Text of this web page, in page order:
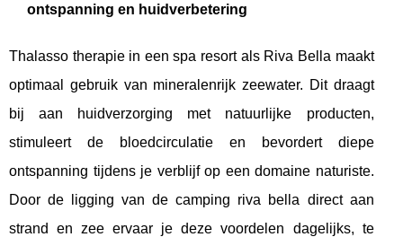
ontspanning en huidverbetering
Thalasso therapie in een spa resort als Riva Bella maakt
optimaal gebruik van mineralenrijk zeewater. Dit draagt
bij aan huidverzorging met natuurlijke producten,
stimuleert de bloedcirculatie en bevordert diepe
ontspanning tijdens je verblijf op een domaine naturiste.
Door de ligging van de camping riva bella direct aan
strand en zee ervaar je deze voordelen dagelijks, te